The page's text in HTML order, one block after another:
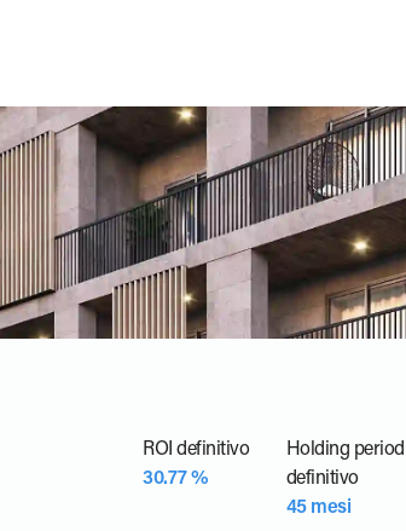
ROI definitivo
30.77 %
Holding period
definitivo
45 mesi